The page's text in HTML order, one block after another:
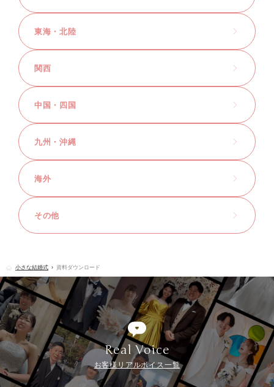
東海・北陸
関西
中国・四国
九州・沖縄
海外
その他
小さな結婚式 資料ダウンロード
Real Voice
お客様リアルボイス一覧